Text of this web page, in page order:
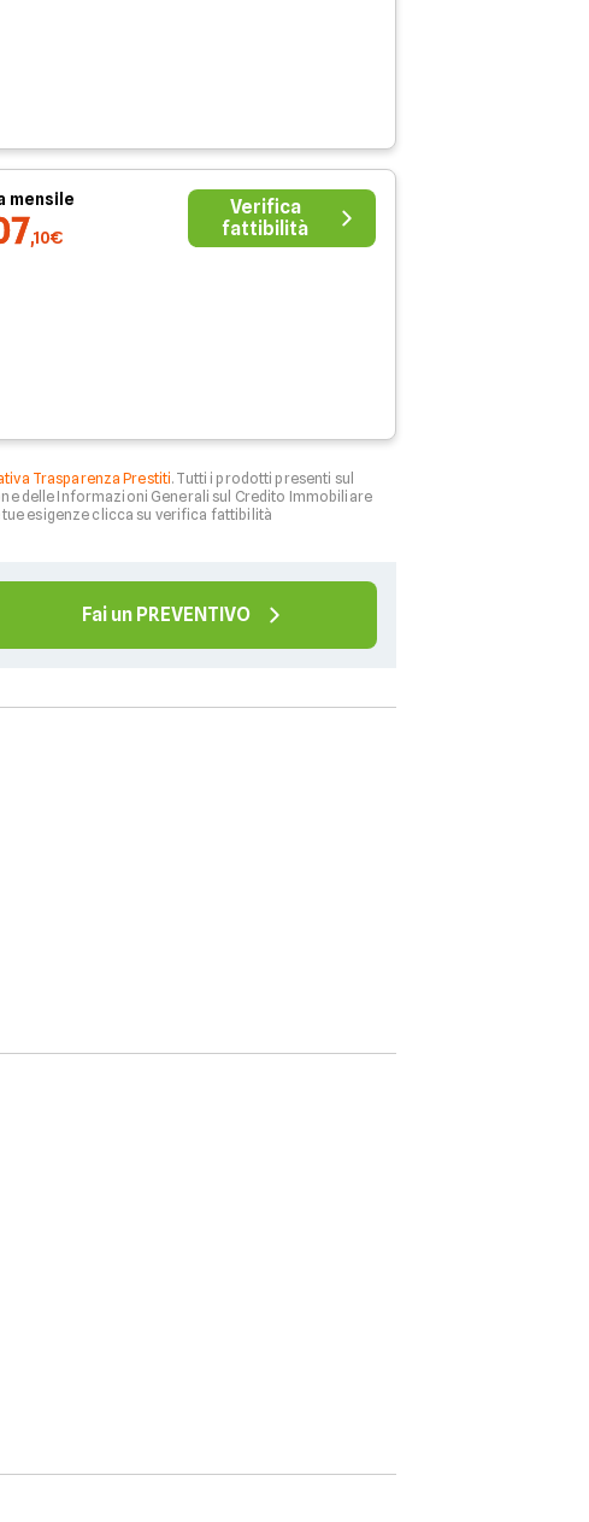
mensile
,10€
Verifica
fattibilità
Trasparenza Prestiti. Tutti i prodotti presenti sul
delle Informazioni Generali sul Credito Immobiliare
esigenze clicca su verifica fattibilità
Fai un PREVENTIVO